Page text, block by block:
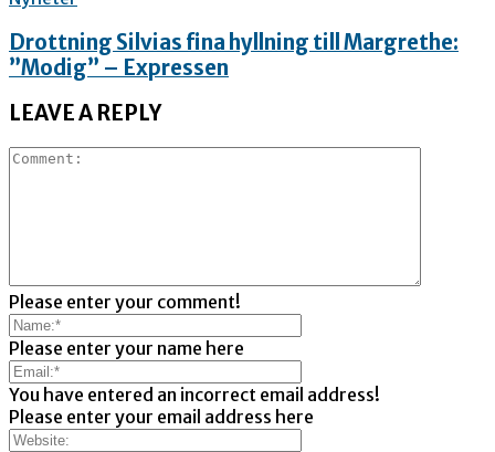
Drottning Silvias fina hyllning till Margrethe:
”Modig” – Expressen
LEAVE A REPLY
Please enter your comment!
Please enter your name here
You have entered an incorrect email address!
Please enter your email address here